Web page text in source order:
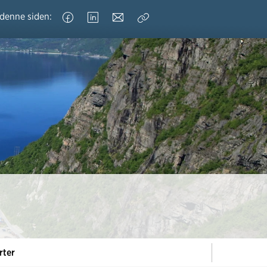
siden:
lenke